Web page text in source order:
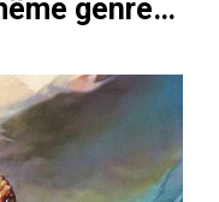
genre…